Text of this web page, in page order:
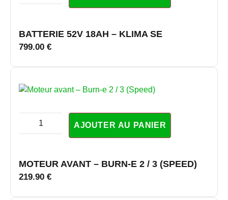
BATTERIE 52V 18AH – KLIMA SE
799.00 €
AJOUTER AU PANIER
MOTEUR AVANT – BURN-E 2 / 3 (SPEED)
219.90 €